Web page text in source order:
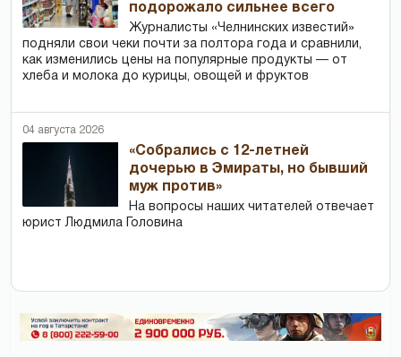
подорожало сильнее всего
Журналисты «Челнинских известий»
подняли свои чеки почти за полтора года и сравнили,
как изменились цены на популярные продукты — от
хлеба и молока до курицы, овощей и фруктов
04 августа 2026
«Собрались с 12-летней
дочерью в Эмираты, но бывший
муж против»
На вопросы наших читателей отвечает
юрист Людмила Головина